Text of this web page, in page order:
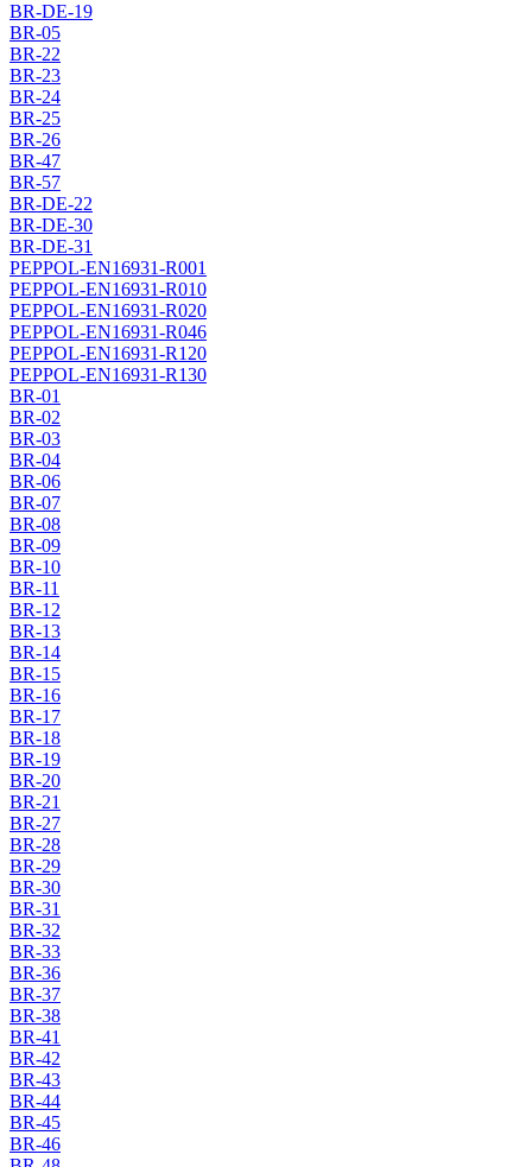
BR-DE-19
BR-05
BR-22
BR-23
BR-24
BR-25
BR-26
BR-47
BR-57
BR-DE-22
BR-DE-30
BR-DE-31
PEPPOL-EN16931-R001
PEPPOL-EN16931-R010
PEPPOL-EN16931-R020
PEPPOL-EN16931-R046
PEPPOL-EN16931-R120
PEPPOL-EN16931-R130
BR-01
BR-02
BR-03
BR-04
BR-06
BR-07
BR-08
BR-09
BR-10
BR-11
BR-12
BR-13
BR-14
BR-15
BR-16
BR-17
BR-18
BR-19
BR-20
BR-21
BR-27
BR-28
BR-29
BR-30
BR-31
BR-32
BR-33
BR-36
BR-37
BR-38
BR-41
BR-42
BR-43
BR-44
BR-45
BR-46